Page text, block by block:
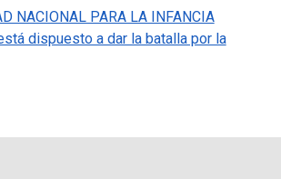
NACIONAL PARA LA INFANCIA
dispuesto a dar la batalla por la